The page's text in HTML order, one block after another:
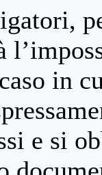
in
e si